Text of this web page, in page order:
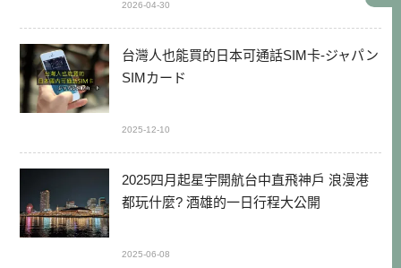
2026-04-30
台灣人也能買的日本可通話SIM卡-ジャパン
SIMカード
2025-12-10
2025四月起星宇開航台中直飛神戶 浪漫港
都玩什麼? 酒雄的一日行程大公開
2025-06-08